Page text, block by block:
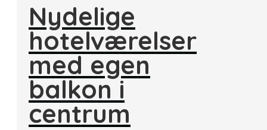
Nydelige
hotelværelser
med egen
balkon i
centrum